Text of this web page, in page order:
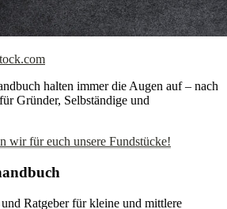
halten immer die Augen auf – nach
Gründer, Selbständige und
wir für euch unsere Fundstücke!
Ratgeber für kleine und mittlere